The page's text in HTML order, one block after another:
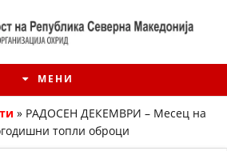
МЕНИ
» РАДОСЕН ДЕКЕМВРИ – Месец на
топли оброци